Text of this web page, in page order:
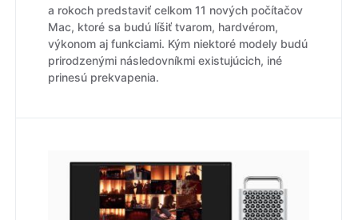
a rokoch predstaviť celkom 11 nových počítačov
Mac, ktoré sa budú líšiť tvarom, hardvérom,
výkonom aj funkciami. Kým niektoré modely budú
prirodzenými následovníkmi existujúcich, iné
prinesú prekvapenia.